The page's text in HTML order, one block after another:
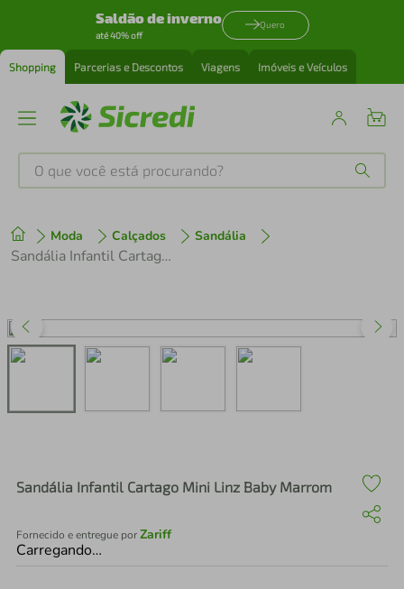
Saldão de inverno
até 40% off
Quero
Shopping Parcerias e Descontos Viagens Imóveis e Veículos
O que você está procurando?
Moda Calçados Sandália
Sandália Infantil Cartago Mini Linz Baby Marrom
Sandália Infantil Cartago Mini Linz Baby Marrom
Fornecido e entregue porZariff
Carregando…
1º tenis
perfume